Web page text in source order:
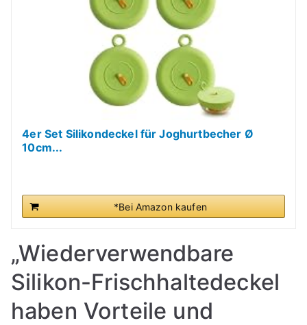
4er Set Silikondeckel für Joghurtbecher Ø
10cm...
*Bei Amazon kaufen
„Wiederverwendbare
Silikon-Frischhaltedeckel
haben Vorteile und